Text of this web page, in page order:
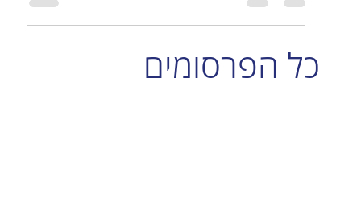
כל הפרסומים